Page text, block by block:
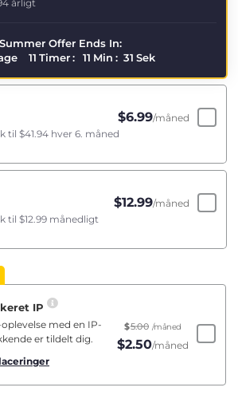
årligt
Summer Offer Ends In:
11 Timer: 11 Min : 31 Sek
$6.99/måned
til $41.94 hver 6. måned
$12.99/måned
til $12.99 månedligt
IP
med en IP-
er tildelt dig.
$5.00 /måned
$2.50/måned